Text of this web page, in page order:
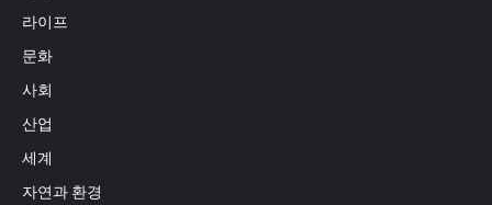
라이프
문화
사회
산업
세계
자연과 환경